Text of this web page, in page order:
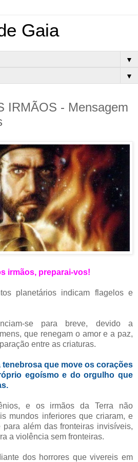
Gaia
▼
▼
IRMÃOS - Mensagem
irmãos, preparai-vos!
planetários indicam flagelos e
se para breve, devido a
que renegam o amor e a paz,
entre as criaturas.
tenebrosa que move os corações
egoísmo e do orgulho que
e os irmãos da Terra não
mundos inferiores que criaram, e
além das fronteiras invisíveis,
a violência sem fronteiras.
dos horrores que vivereis em